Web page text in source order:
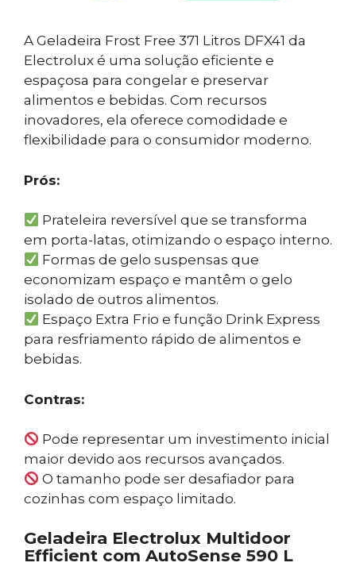
A Geladeira Frost Free 371 Litros DFX41 da
Electrolux é uma solução eficiente e
espaçosa para congelar e preservar
alimentos e bebidas. Com recursos
inovadores, ela oferece comodidade e
flexibilidade para o consumidor moderno.
Prós:
Prateleira reversível que se transforma
em porta-latas, otimizando o espaço interno.
Formas de gelo suspensas que
economizam espaço e mantêm o gelo
isolado de outros alimentos.
Espaço Extra Frio e função Drink Express
para resfriamento rápido de alimentos e
bebidas.
Contras:
Pode representar um investimento inicial
maior devido aos recursos avançados.
O tamanho pode ser desafiador para
cozinhas com espaço limitado.
Geladeira Electrolux Multidoor
Efficient com AutoSense 590 L